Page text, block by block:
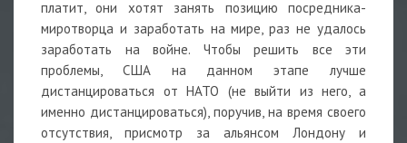
платит, они хотят занять позицию посредника-
миротворца и заработать на мире, раз не удалось
заработать на войне. Чтобы решить все эти
проблемы, США на данном этапе лучше
дистанцироваться от НАТО (не выйти из него, а
именно дистанцироваться), поручив, на время своего
отсутствия, присмотр за альянсом Лондону и